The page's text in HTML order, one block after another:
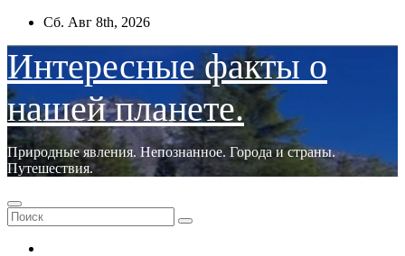
Перейти
содержимому
Сб. Авг 8th, 2026
Интересные факты о
нашей планете.
Природные явления. Непознанное. Города и страны.
Путешествия.